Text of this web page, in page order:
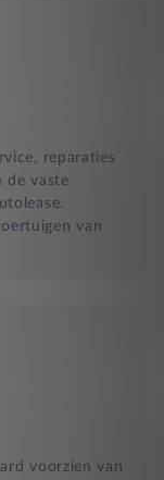
reparaties
de vaste
van
voorzien van